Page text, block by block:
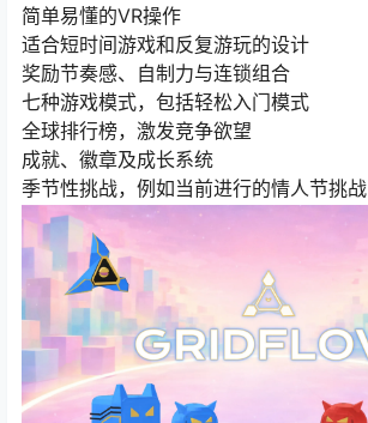
简单易懂的VR操作
适合短时间游戏和反复游玩的设计
奖励节奏感、自制力与连锁组合
七种游戏模式，包括轻松入门模式
全球排行榜，激发竞争欲望
成就、徽章及成长系统
季节性挑战，例如当前进行的情人节挑战